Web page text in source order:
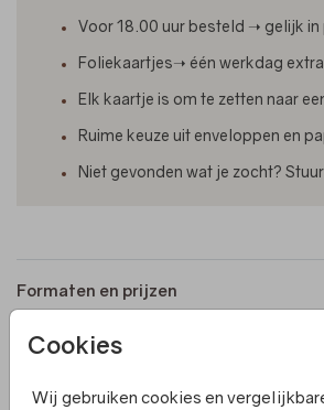
Cookies
Wij gebruiken cookies en
Voor 18.00 uur besteld ➝ gelijk
Foliekaartjes➝ één werkdag extra
Elk kaartje is om te zetten naar
Ruime keuze uit enveloppen en
Niet gevonden wat je zocht?
Formaten en prijzen
Productinformatie